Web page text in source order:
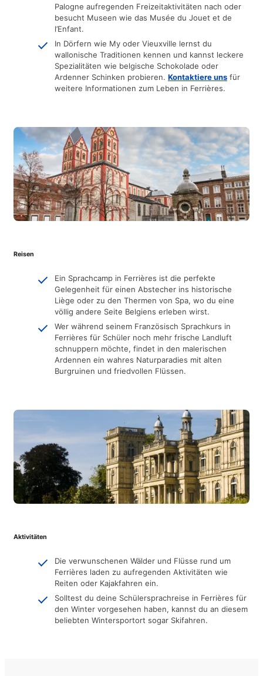
Palogne aufregenden Freizeitaktivitäten nach oder
besucht Museen wie das Musée du Jouet et de
l’Enfant.
In Dörfern wie My oder Vieuxville lernst du
wallonische Traditionen kennen und kannst leckere
Spezialitäten wie belgische Schokolade oder
Ardenner Schinken probieren. Kontaktiere uns für
weitere Informationen zum Leben in Ferrières.
Reisen
Ein Sprachcamp in Ferrières ist die perfekte
Gelegenheit für einen Abstecher ins historische
Liège oder zu den Thermen von Spa, wo du eine
völlig andere Seite Belgiens erleben wirst.
Wer während seinem Französisch Sprachkurs in
Ferrières für Schüler noch mehr frische Landluft
schnuppern möchte, findet in den malerischen
Ardennen ein wahres Naturparadies mit alten
Burgruinen und friedvollen Flüssen.
Aktivitäten
Die verwunschenen Wälder und Flüsse rund um
Ferrières laden zu aufregenden Aktivitäten wie
Reiten oder Kajakfahren ein.
Solltest du deine Schülersprachreise in Ferrières für
den Winter vorgesehen haben, kannst du an diesem
beliebten Wintersportort sogar Skifahren.